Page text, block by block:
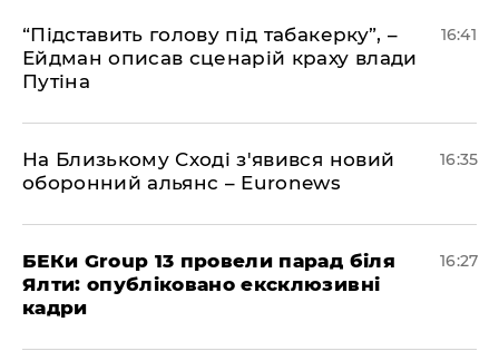
​“Підставить голову під табакерку”, –
Ейдман описав сценарій краху влади
Путіна
16:41
На Близькому Сході з'явився новий
оборонний альянс – Euronews
16:35
БЕКи Group 13 провели парад біля
Ялти: опубліковано ексклюзивні
кадри
16:27